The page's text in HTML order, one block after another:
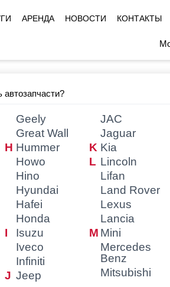
АРЕНДА НОВОСТИ КОНТАКТЫ
автозапчасти?
Geely
Great Wall
Hummer
Howo
Hino
Hyundai
Hafei
Honda
Isuzu
Iveco
Infiniti
Jeep
JAC
Jaguar
Kia
Lincoln
Lifan
Land Rover
Lexus
Lancia
Mini
Mercedes
Benz
Mitsubishi